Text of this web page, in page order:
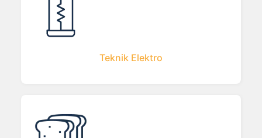
Teknik Elektro